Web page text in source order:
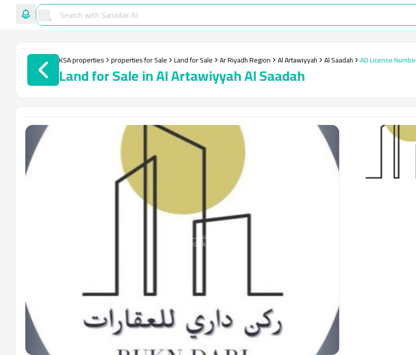
KSA properties properties for Sale Land for Sale Ar Riyadh Region Al Artawiyyah Al Saadah AD License
Land for Sale in Al Artawiyyah Al Saadah